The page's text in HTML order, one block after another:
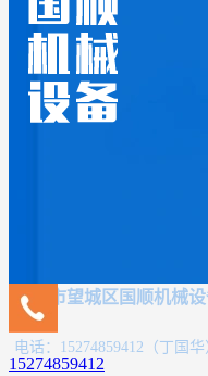
长沙市望城区国顺机械
电话：15274859412（丁国华
15274859412